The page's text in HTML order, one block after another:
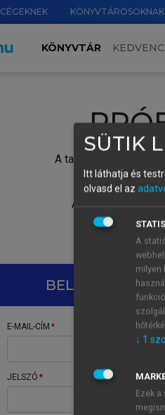
CÉGEKNEK KÖNYVTÁROSOKNAK
KÖNYVTÁR
A tartalom
Új
A próbaidőszak
A
BELÉPÉS
E-MAIL-CÍM
JELSZÓ
SÜTIK
Itt láthatja és
olvasd el az
A
milyen
↓ 1
Ezek